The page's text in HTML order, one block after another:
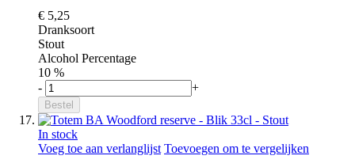
€ 5,25
Dranksoort
Stout
Alcohol Percentage
10 %
-
+
Bestel
In stock
Voeg toe aan verlanglijst Toevoegen om te vergelijken